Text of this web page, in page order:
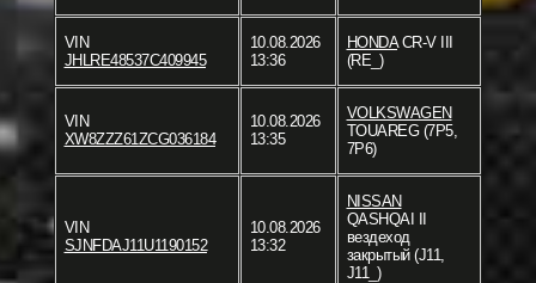
VIN
JHLRE48537C409945
10.08.2026
13:36
HONDACR-V III
(RE_)
VIN
XW8ZZZ61ZCG036184
10.08.2026
13:35
VOLKSWAGEN
TOUAREG (7P5,
7P6)
VIN
SJNFDAJ11U1190152
10.08.2026
13:32
NISSAN
QASHQAI II
вездеход
закрытый (J11,
J11_)